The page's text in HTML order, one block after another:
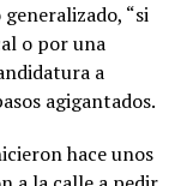
“si
o por una
a
agigantados.
hace unos